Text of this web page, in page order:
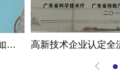
错过就亏大了！揭秘东莞高新企业如何轻松拿下省级技术改造项目300万补贴